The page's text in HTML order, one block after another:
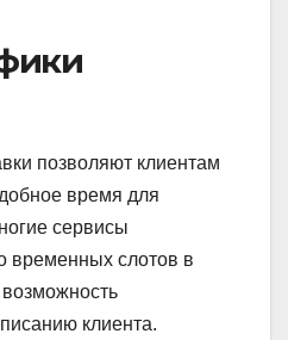
позволяют клиентам
время для
сервисы
временных слотов в
возможность
клиента.